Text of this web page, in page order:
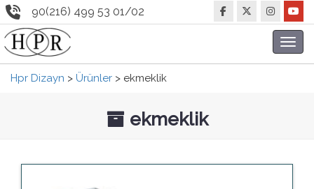
90(216) 499 53 01/02
Hpr Dizayn > Ürünler > ekmeklik
ekmeklik